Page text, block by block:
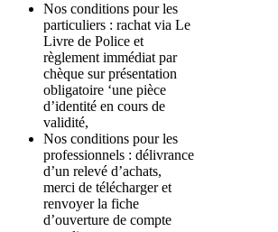
Nos conditions pour les
particuliers : rachat via Le
Livre de Police et
règlement immédiat par
chèque sur présentation
obligatoire ‘une pièce
d’identité en cours de
validité,
Nos conditions pour les
professionnels : délivrance
d’un relevé d’achats,
merci de télécharger et
renvoyer la fiche
d’ouverture de compte